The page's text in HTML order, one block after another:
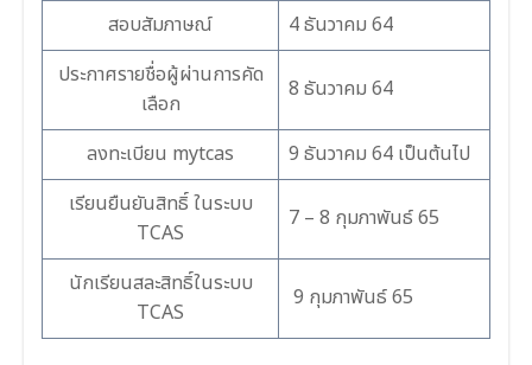
สอบสัมภาษณ์
4 ธันวาคม 64
ประกาศรายชื่อผู้ผ่านการคัด
เลือก
8 ธันวาคม 64
ลงทะเบียน mytcas
9 ธันวาคม 64 เป็นต้นไป
เรียนยืนยันสิทธิ์ ในระบบ
TCAS
7 – 8 กุมภาพันธ์ 65
นักเรียนสละสิทธิ์ในระบบ
TCAS
9 กุมภาพันธ์ 65